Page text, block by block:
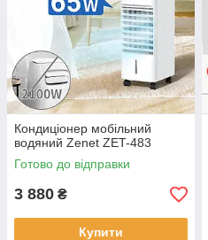
Кондиціонер мобільний
водяний Zenet ZET-483
Готово до відправки
3 880 ₴
Купити